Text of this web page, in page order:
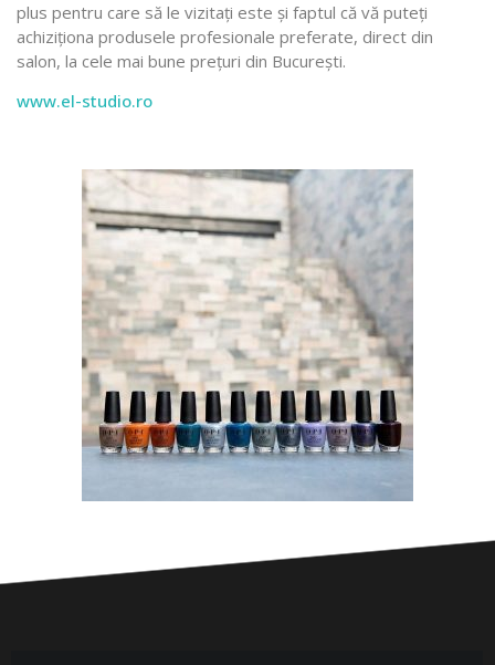
plus pentru care să le vizitați este și faptul că vă puteți
achiziționa produsele profesionale preferate, direct din
salon, la cele mai bune prețuri din București.
www.el-studio.ro